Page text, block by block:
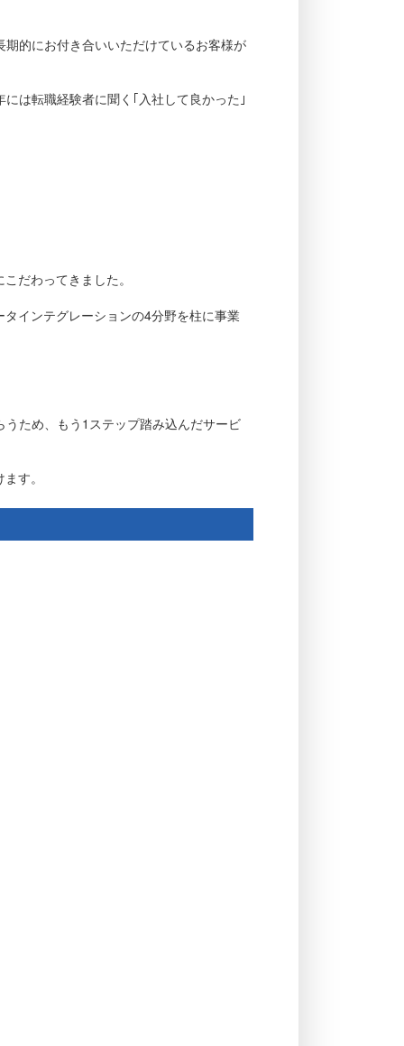
的にお付き合いいただけているお客様が
は転職経験者に聞く｢入社して良かった｣
だわってきました。
インテグレーションの4分野を柱に事業
ため、もう1ステップ踏み込んだサービ
す。